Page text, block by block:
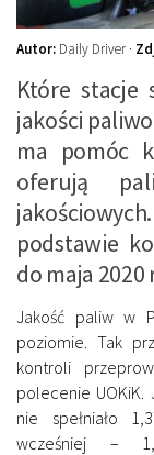
Autor: Daily Driver ·
Które stacje
jakości
ma pomóc
oferują
podstawie
do maja 2020
Jakość paliw w
poziomie. Tak
kontroli
polecenie UOKiK.
nie spełniało
wcześniej –